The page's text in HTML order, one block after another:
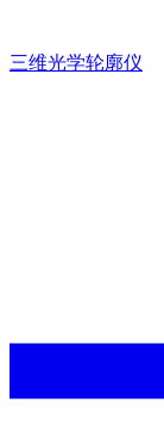
三维光学轮廓仪